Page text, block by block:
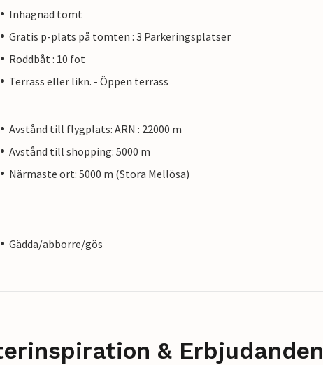
Inhägnad tomt
Gratis p-plats på tomten : 3 Parkeringsplatser
Roddbåt : 10 fot
Terrass eller likn. - Öppen terrass
Avstånd till flygplats: ARN : 22000 m
Avstånd till shopping: 5000 m
Närmaste ort: 5000 m (Stora Mellösa)
Gädda/abborre/gös
& Erbjudanden